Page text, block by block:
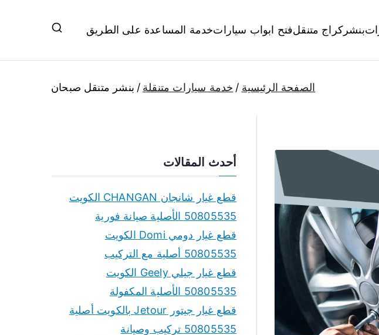
وصيانة سيارات امام المنزل تبديل بطاريات بارخص الاسعار
بنشر كراج متنقلفتح ابواب سياراتخدمة المساعدة على الطريق
الصفحة الرئيسية خدمة سيارات متنقلة بنشر متنقل صبحان
أحدث المقالات
قطع غيار شانجان CHANGAN الكويت
50805535 الأصلية صيانة فورية
قطع غيار دومي Domi الكويت
50805535 أصلية مع التركيب
قطع غيار جيلي Geely الكويت
50805535 الأصلية المكفولة
قطع غيار جيتور Jetour بالكويت أصلية
50805535 تركيب وصيانة